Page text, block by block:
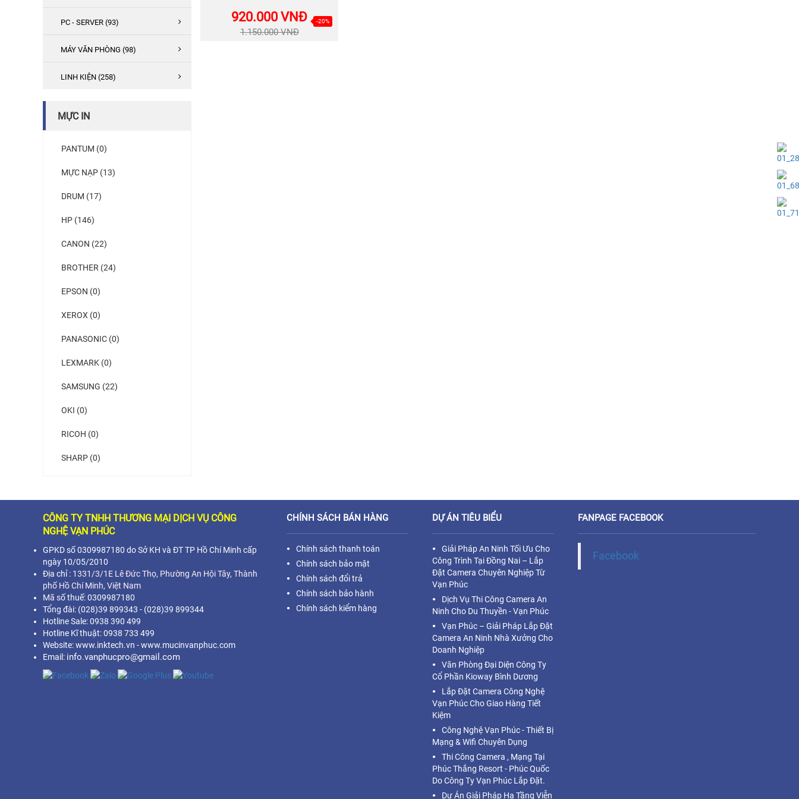
PC - SERVER (93)
MÁY VĂN PHÒNG (98)
LINH KIỆN (258)
MỰC IN
PANTUM (0)
MỰC NẠP (13)
DRUM (17)
HP (146)
CANON (22)
BROTHER (24)
EPSON (0)
XEROX (0)
PANASONIC (0)
LEXMARK (0)
SAMSUNG (22)
OKI (0)
RICOH (0)
SHARP (0)
920.000 VNĐ
1.150.000 VNĐ
-20%
CÔNG TY TNHH THƯƠNG MẠI DỊCH VỤ CÔNG
NGHỆ VẠN PHÚC
GPKD số 0309987180 do Sở KH và ĐT TP Hồ Chí Minh cấp
ngày 10/05/2010
Địa chỉ : 1331/3/1E Lê Đức Thọ, Phường An Hội Tây, Thành
phố Hồ Chí Minh, Việt Nam
Mã số thuế: 0309987180
Tổng đài: (028)39 899343 - (028)39 899344
Hotline Sale: 0938 390 499
Hotline Kĩ thuật: 0938 733 499
Website: www.inktech.vn - www.mucinvanphuc.com
Email: info.vanphucpro@gmail.com
CHÍNH SÁCH BÁN HÀNG
Chính sách thanh toán
Chính sách bảo mật
Chính sách đổi trả
Chính sách bảo hành
Chính sách kiểm hàng
DỰ ÁN TIÊU BIỂU
Giải Pháp An Ninh Tối Ưu Cho
Công Trình Tại Đồng Nai – Lắp
Đặt Camera Chuyên Nghiệp Từ
Vạn Phúc
Dịch Vụ Thi Công Camera An
Ninh Cho Du Thuyền - Vạn Phúc
Vạn Phúc – Giải Pháp Lắp Đặt
Camera An Ninh Nhà Xưởng Cho
Doanh Nghiệp
Văn Phòng Đại Diện Công Ty
Cổ Phần Kioway Bình Dương
Lắp Đặt Camera Công Nghệ
Vạn Phúc Cho Giao Hàng Tiết
Kiệm
Công Nghệ Vạn Phúc - Thiết Bị
Mạng & Wifi Chuyên Dụng
Thi Công Camera , Mạng Tại
Phúc Thắng Resort - Phúc Quốc
Do Công Ty Vạn Phúc Lắp Đặt.
Dự Án Giải Pháp Hạ Tầng Viễn
FANPAGE FACEBOOK
Facebook